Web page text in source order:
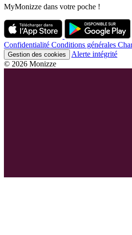
MyMonizze dans votre poche !
Confidentialité Conditions générales
Gestion des cookies
Alerte intégrité
© 2026 Monizze